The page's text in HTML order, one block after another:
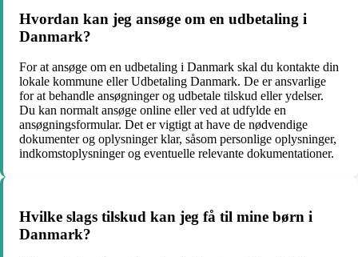
Hvordan kan jeg ansøge om en udbetaling i
Danmark?
For at ansøge om en udbetaling i Danmark skal du kontakte din
lokale kommune eller Udbetaling Danmark. De er ansvarlige
for at behandle ansøgninger og udbetale tilskud eller ydelser.
Du kan normalt ansøge online eller ved at udfylde en
ansøgningsformular. Det er vigtigt at have de nødvendige
dokumenter og oplysninger klar, såsom personlige oplysninger,
indkomstoplysninger og eventuelle relevante dokumentationer.
Hvilke slags tilskud kan jeg få til mine børn i
Danmark?